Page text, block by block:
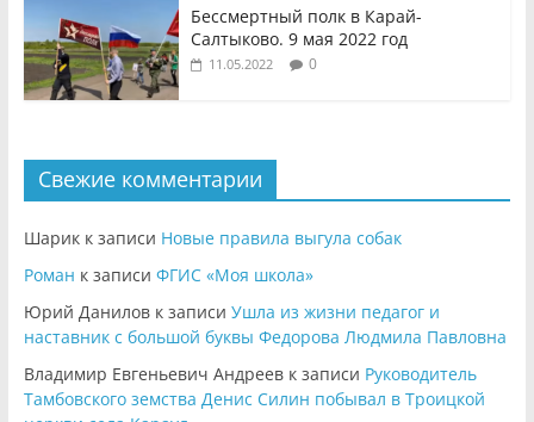
Бессмертный полк в Карай-
Салтыково. 9 мая 2022 год
11.05.2022 0
Свежие комментарии
Шарикк записи Новые правила выгула собак
Роман к записи ФГИС «Моя школа»
Юрий Даниловк записи Ушла из жизни педагог и
наставник с большой буквы Федорова Людмила Павловна
Владимир Евгеньевич Андреевк записи Руководитель
Тамбовского земства Денис Силин побывал в Троицкой